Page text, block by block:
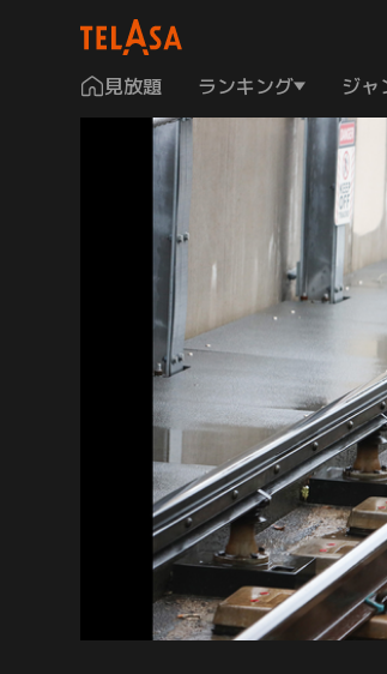
見放題 ランキング ジャ